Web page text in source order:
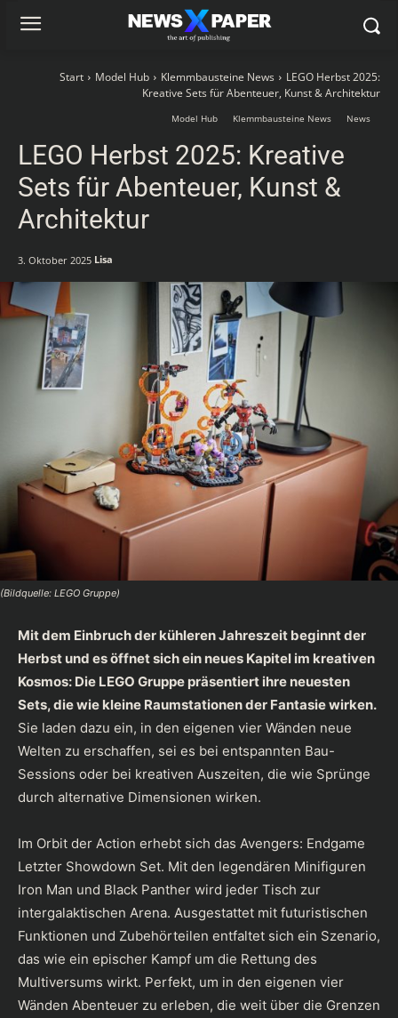
Start Model Hub Klemmbausteine News
LEGO Herbst 2025:
Kreative Sets für Abenteuer, Kunst & Architektur
Model Hub Klemmbausteine News News
LEGO Herbst 2025: Kreative
Sets für Abenteuer, Kunst &
Architektur
3. Oktober 2025 Lisa
(Bildquelle: LEGO Gruppe)
Mit dem Einbruch der kühleren Jahreszeit beginnt der
Herbst und es öffnet sich ein neues Kapitel im kreativen
Kosmos: Die LEGO Gruppe präsentiert ihre neuesten
Sets, die wie kleine Raumstationen der Fantasie wirken.
Sie laden dazu ein, in den eigenen vier Wänden neue
Welten zu erschaffen, sei es bei entspannten Bau-
Sessions oder bei kreativen Auszeiten, die wie Sprünge
durch alternative Dimensionen wirken.
Im Orbit der Action erhebt sich das Avengers: Endgame
Letzter Showdown Set. Mit den legendären Minifiguren
Iron Man und Black Panther wird jeder Tisch zur
intergalaktischen Arena. Ausgestattet mit futuristischen
Funktionen und Zubehörteilen entfaltet sich ein Szenario,
das wie ein epischer Kampf um die Rettung des
Multiversums wirkt. Perfekt, um in den eigenen vier
Wänden Abenteuer zu erleben, die weit über die Grenzen